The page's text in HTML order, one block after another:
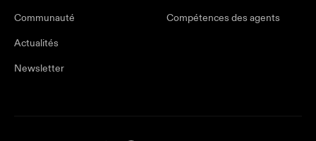
Communauté
Actualités
Newsletter
Compétences des agents